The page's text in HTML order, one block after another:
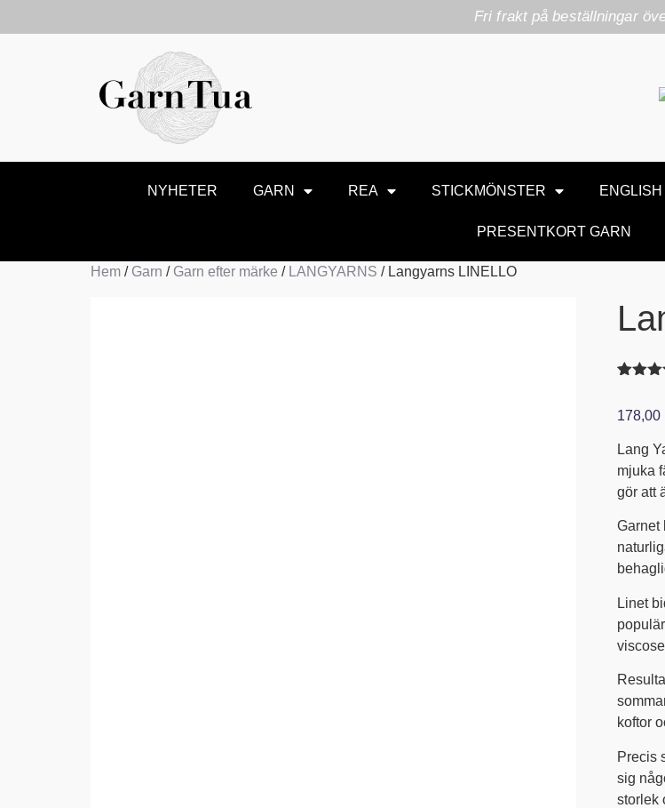
Fri frakt på beställningar
NYHETER GARN REA STICKMÖNSTER
PRESENTKORT GARN
Hem / Garn / Garn efter märke / LANGYARNS / Langyarns LINELLO
baserat
178,00
Lang
mjuka
gör att
Garnet
Linet
koftor
Precis
sig
storlek